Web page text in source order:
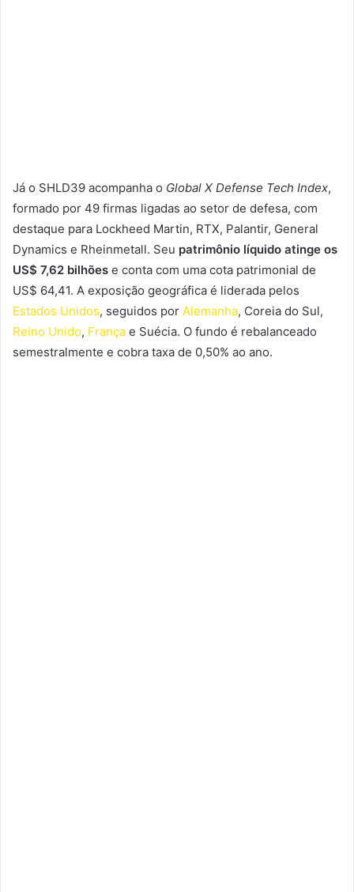
Já o SHLD39 acompanha o Global X Defense Tech Index,
formado por 49 firmas ligadas ao setor de defesa, com
destaque para Lockheed Martin, RTX, Palantir, General
Dynamics e Rheinmetall. Seu patrimônio líquido atinge os
US$ 7,62 bilhões e conta com uma cota patrimonial de
US$ 64,41. A exposição geográfica é liderada pelos
Estados Unidos, seguidos por Alemanha, Coreia do Sul,
Reino Unido, França e Suécia. O fundo é rebalanceado
semestralmente e cobra taxa de 0,50% ao ano.